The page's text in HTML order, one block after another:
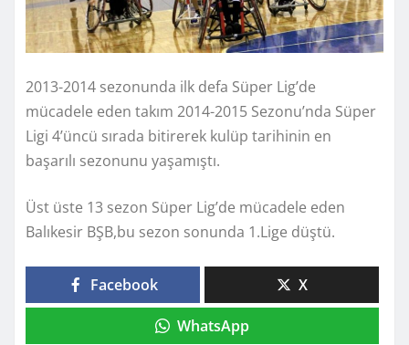
2013-2014 sezonunda ilk defa Süper Lig’de
mücadele eden takım 2014-2015 Sezonu’nda Süper
Ligi 4’üncü sırada bitirerek kulüp tarihinin en
başarılı sezonunu yaşamıştı.
Üst üste 13 sezon Süper Lig’de mücadele eden
Balıkesir BŞB,bu sezon sonunda 1.Lige düştü.
Facebook X
WhatsApp